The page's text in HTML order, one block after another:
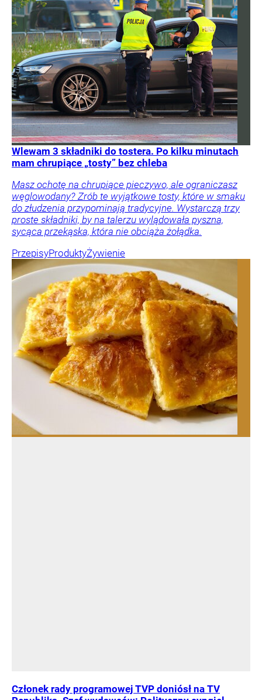
Wlewam 3 składniki do tostera. Po kilku minutach
mam chrupiące „tosty” bez chleba
Masz ochotę na chrupiące pieczywo, ale ograniczasz
węglowodany? Zrób te wyjątkowe tosty, które w smaku
do złudzenia przypominają tradycyjne. Wystarczą trzy
proste składniki, by na talerzu wylądowała pyszna,
sycąca przekąska, która nie obciąża żołądka.
PrzepisyProduktyŻywienie
Członek rady programowej TVP doniósł na TV